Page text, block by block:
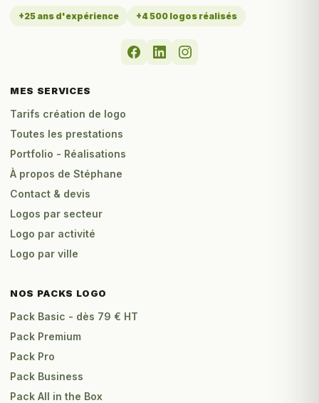
+25 ans d'expérience +4 500 logos réalisés
MES SERVICES
Tarifs création de logo
Toutes les prestations
Portfolio - Réalisations
À propos de Stéphane
Contact & devis
Logos par secteur
Logo par activité
Logo par ville
NOS PACKS LOGO
Pack Basic - dès 79 € HT
Pack Premium
Pack Pro
Pack Business
Pack All in the Box